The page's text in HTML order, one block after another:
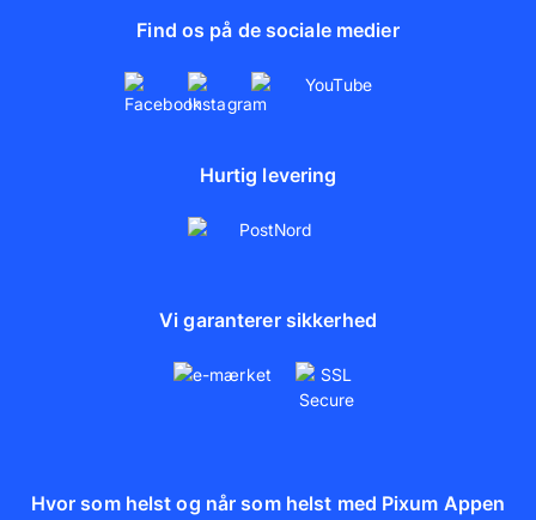
Find os på de sociale medier
Hurtig levering
Vi garanterer sikkerhed
Hvor som helst og når som helst med Pixum Appen